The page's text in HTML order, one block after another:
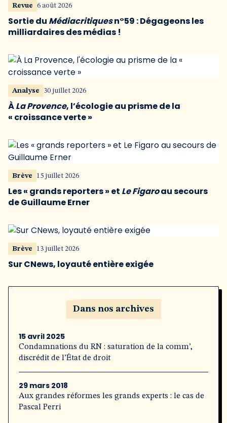
Revue 6 août 2026
Sortie du Médiacritiquesn°59 : Dégageons les
milliardaires des médias !
Analyse 30 juillet 2026
ÀLa Provence, l’écologie au prisme de la
« croissance verte »
Brève 15 juillet 2026
Les « grands reporters » et Le Figaroau secours
de Guillaume Erner
Brève 13 juillet 2026
Sur CNews, loyauté entière exigée
Dans nos archives
15 avril 2025
Condamnations du RN : saturation de la comm’,
discrédit de l’État de droit
29 mars 2018
Aux grandes réformes les grands experts : le cas de
Pascal Perri